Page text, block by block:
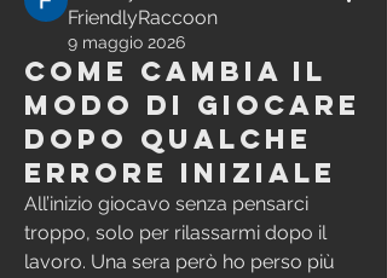
FriendlyRaccoon
9 maggio 2026
Come cambia il
modo di giocare
dopo qualche
errore iniziale
All’inizio giocavo senza pensarci
troppo, solo per rilassarmi dopo il
lavoro. Una sera però ho perso più